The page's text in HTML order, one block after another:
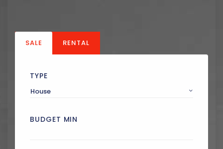
SALE RENTAL
TYPE
House
BUDGET MIN